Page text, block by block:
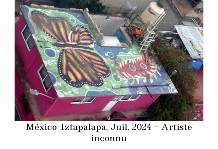
México-Iztapalapa, Juil. 2024 – Artiste
inconnu